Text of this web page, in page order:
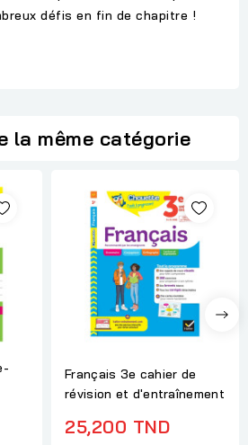
défis en fin de chapitre !
la même catégorie
Français 3e cahier de
révision et d'entraînement
25,200 TND